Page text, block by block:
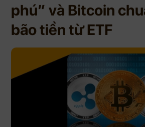
phú” và Bitcoin
bão tiền từ ETF